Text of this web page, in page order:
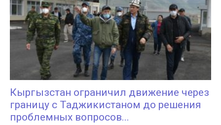
Кыргызстан ограничил движение через
границу с Таджикистаном до решения
проблемных вопросов...